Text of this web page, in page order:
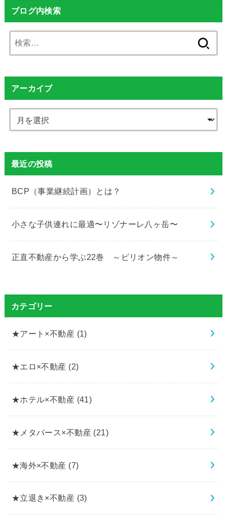
ブログ内検索
索:
アーカイブ
最近の投稿
BCP（事業継続計画）とは？
小さな子供連れに最適〜リゾナーレ八ヶ岳〜
正直不動産から学ぶ22巻 ～ビリオン物件～
カテゴリー
★アート×不動産 (1)
★エロ×不動産 (2)
★ホテル×不動産 (41)
★メタバース×不動産 (21)
★海外×不動産 (7)
★立退き×不動産 (3)